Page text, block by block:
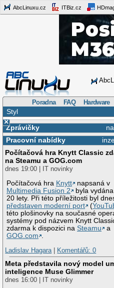
AbcLinuxu.cz ITBiz.cz
Poradna FAQ Hardware
Styl
×
Zprávičky
Pracovní nabídky
Počítačová hra Knytt Classic
na Steamu a GOG.com
dnes 19:00 | IT novinky
Počítačová hra Knytt
napsaná v
Multimedia Fusion 2
byla
20 lety. Při této příležitosti byl
představen moderní port
(
této plošinovky na současné
systémy pod názvem Knytt
zdarma k dispozici naSteamu
a
GOG.com
Ladislav Hagara| Komentářů: 0
Meta představila nový model
inteligence Muse Glimmer
dnes 16:00 | IT novinky